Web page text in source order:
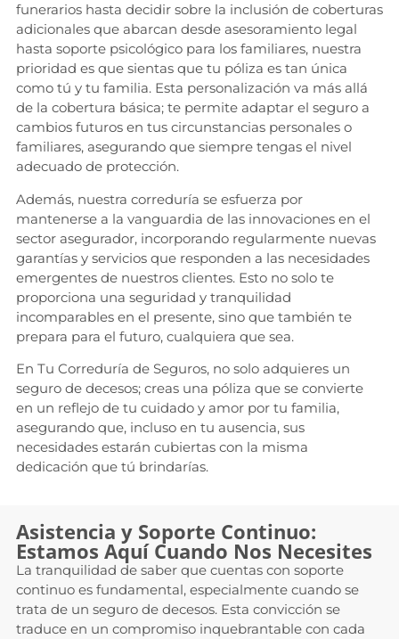
funerarios hasta decidir sobre la inclusión de coberturas
adicionales que abarcan desde asesoramiento legal
hasta soporte psicológico para los familiares, nuestra
prioridad es que sientas que tu póliza es tan única
como tú y tu familia. Esta personalización va más allá
de la cobertura básica; te permite adaptar el seguro a
cambios futuros en tus circunstancias personales o
familiares, asegurando que siempre tengas el nivel
adecuado de protección.
Además, nuestra correduría se esfuerza por
mantenerse a la vanguardia de las innovaciones en el
sector asegurador, incorporando regularmente nuevas
garantías y servicios que responden a las necesidades
emergentes de nuestros clientes. Esto no solo te
proporciona una seguridad y tranquilidad
incomparables en el presente, sino que también te
prepara para el futuro, cualquiera que sea.
En Tu Correduría de Seguros, no solo adquieres un
seguro de decesos; creas una póliza que se convierte
en un reflejo de tu cuidado y amor por tu familia,
asegurando que, incluso en tu ausencia, sus
necesidades estarán cubiertas con la misma
dedicación que tú brindarías.
Asistencia y Soporte Continuo:
Estamos Aquí Cuando Nos Necesites
La tranquilidad de saber que cuentas con soporte
continuo es fundamental, especialmente cuando se
trata de un seguro de decesos. Esta convicción se
traduce en un compromiso inquebrantable con cada